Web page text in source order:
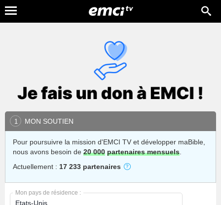
1 MON SOUTIEN
Pour poursuivre la mission d'EMCI TV et développer maBible,
nous avons besoin de 20 000 partenaires mensuels.
Actuellement : 17 233 partenaires
Mon pays de résidence :